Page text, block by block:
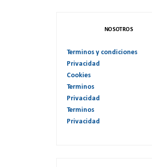
NOSOTROS
Terminos y condiciones
Privacidad
Cookies
Terminos
Privacidad
Terminos
Privacidad